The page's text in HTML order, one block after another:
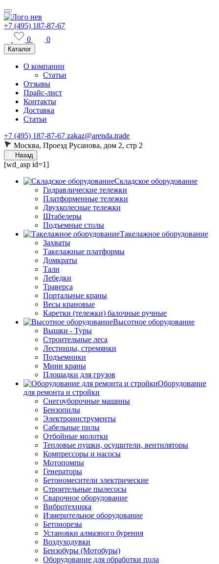
+7 (495) 187-87-67
0
0
Каталог
О компании
Статьи
Отзывы
Прайс-лист
Контакты
Доставка
Статьи
+7 (495) 187-87-67 zakaz@arenda.trade
Москва, Проезд Русанова, дом 2, стр 2
Назад
[wd_asp id=1]
Складское оборудование
Гидравлические тележки
Платформенные тележки
Двухколесные тележки
Штабелеры
Подъемные столы
Такелажное оборудование
Захваты
Такелажные платформы
Домкраты
Тали
Лебедки
Траверса
Портальные краны
Весы крановые
Каретки (тележки) балочные ручные
Высотное оборудование
Вышки - Туры
Строительные леса
Лестницы, стремянки
Подъемники
Мини краны
Площадки для грузов
Оборудование
для ремонта и стройки
Снегоуборочные машины
Бензопилы
Электроинструменты
Сабельные пилы
Отбойные молотки
Тепловые пушки, осушители, вентиляторы
Компрессоры и насосы
Мотопомпы
Генераторы
Бетономесители электрические
Строительные пылесосы
Сварочное оборудование
Вибротехника
Измерительное оборудование
Бетонорезы
Установки алмазного бурения
Воздуходувки
Бензобуры (Мотобуры)
Оборудование для обработки пола